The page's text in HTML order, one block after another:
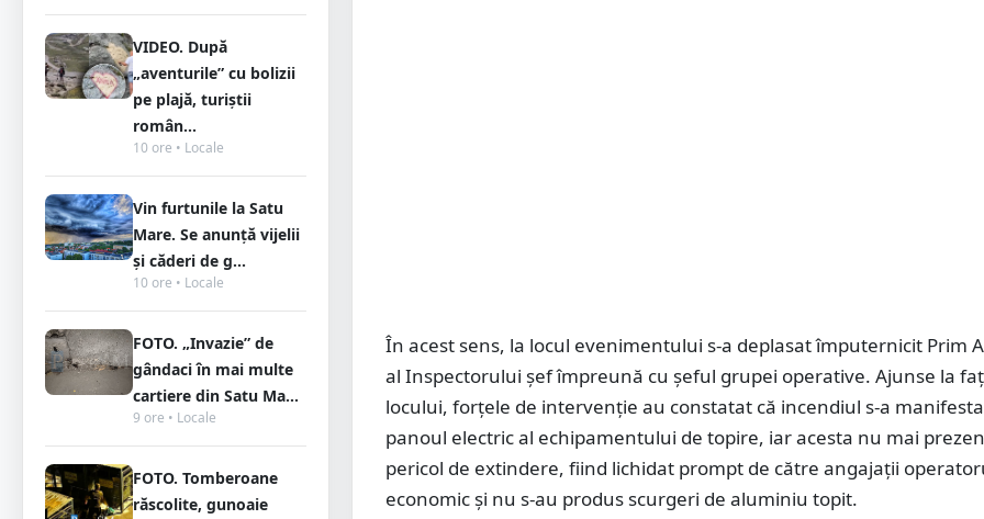
VIDEO. După
„aventurile” cu bolizii
pe plajă, turiștii
român...
10 ore • Locale
Vin furtunile la Satu
Mare. Se anunță vijelii
și căderi de g...
10 ore • Locale
FOTO. „Invazie” de
gândaci în mai multe
cartiere din Satu Ma...
9 ore • Locale
FOTO. Tomberoane
răscolite, gunoaie
În acest sens, la locul evenimentului s-a deplasat împuternicit Prim
al Inspectorului șef împreună cu șeful grupei operative. Ajunse la
locului, forțele de intervenție au constatat că incendiul s-a
panoul electric al echipamentului de topire, iar acesta nu mai
pericol de extindere, fiind lichidat prompt de către angajații
economic și nu s-au produs scurgeri de aluminiu topit.